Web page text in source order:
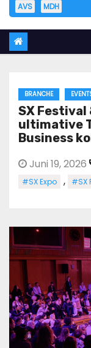
AVS
MDH
BRANCHE
SX Festival
ultimative
Business
Juni 19, 2026
#SX Expo , #SX